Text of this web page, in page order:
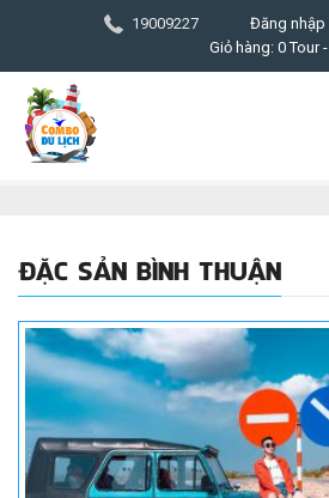
19009227 Đăng nhập
Giỏ hàng: 0 Tour -
ĐẶC SẢN BÌNH THUẬN